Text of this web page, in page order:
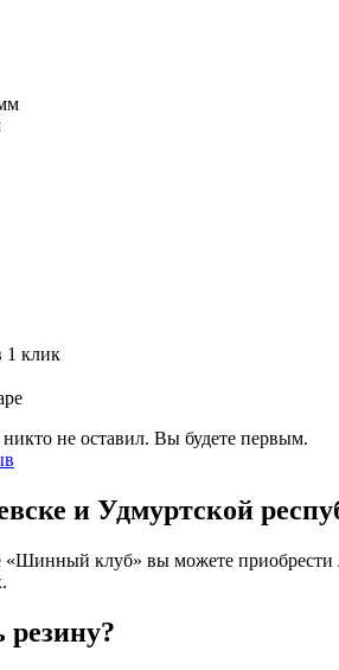
1 клик
не оставил. Вы будете первым.
и Удмуртской
«Шинный клуб» вы можете